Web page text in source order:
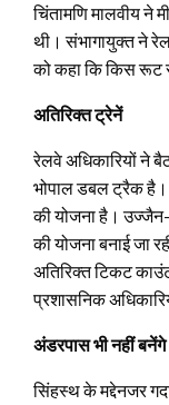
चिंतामणि मालवीय ने
थी। संभागायुक्त ने
को कहा कि किस रूट
अतिरिक्त ट्रेनें
रेलवे अधिकारियों ने
भोपाल डबल ट्रैक
की योजना है।
की योजना बनाई जा
अतिरिक्त टिकट
प्रशासनिक
अंडरपास भी नहीं बनेंगे
सिंहस्थ के मद्देनजर